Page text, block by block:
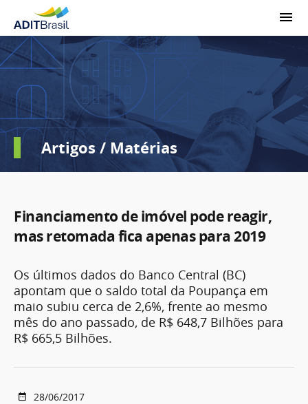
Artigos / Matérias
Financiamento de imóvel pode reagir,
mas retomada fica apenas para 2019
Os últimos dados do Banco Central (BC)
apontam que o saldo total da Poupança em
maio subiu cerca de 2,6%, frente ao mesmo
mês do ano passado, de R$ 648,7 Bilhões para
R$ 665,5 Bilhões.
28/06/2017